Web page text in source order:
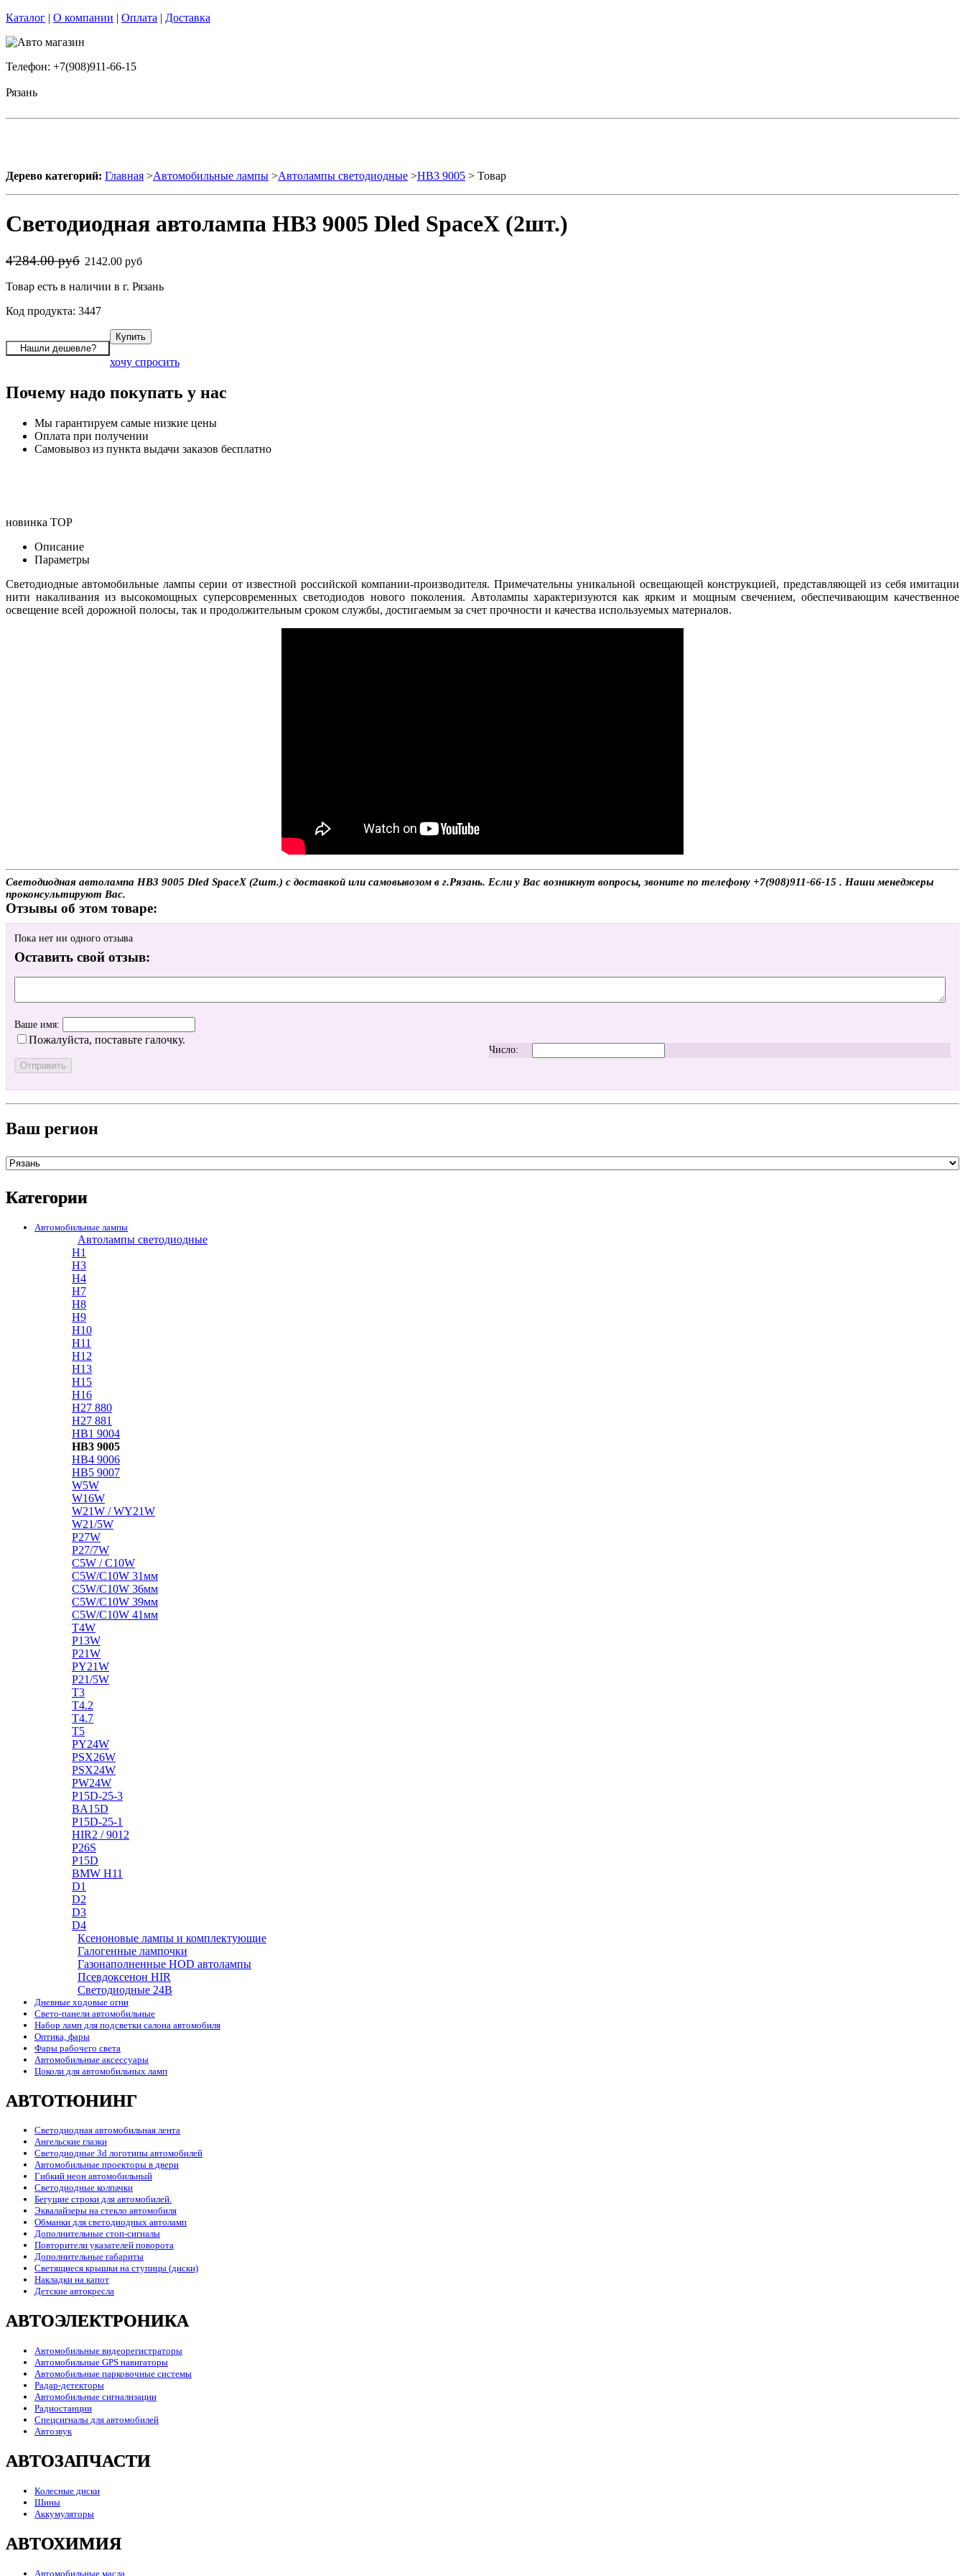
Каталог | О компании | Оплата | Доставка
Телефон: +7(908)911-66-15
Рязань
Дерево категорий: Главная >Автомобильные лампы >Автолампы светодиодные >HB3 9005 > Товар
Светодиодная автолампа HB3 9005 Dled SpaceX (2шт.)
4'284.00 руб 2142.00 руб
Товар есть в наличии в г. Рязань
Код продукта: 3447
хочу спросить
Почему надо покупать у нас
Мы гарантируем самые низкие цены
Оплата при получении
Самовывоз из пункта выдачи заказов бесплатно
новинка TOP
Описание
Параметры
Светодиодные автомобильные лампы серии от известной российской компании-производителя. Примечательны уникальной освещающей конструкцией, представляющей из себя имитации
нити накаливания из высокомощных суперсовременных светодиодов нового поколения. Автолампы характеризуются как ярким и мощным свечением, обеспечивающим качественное
освещение всей дорожной полосы, так и продолжительным сроком службы, достигаемым за счет прочности и качества используемых материалов.
Светодиодная автолампа HB3 9005 Dled SpaceX (2шт.) с доставкой или самовывозом в г.Рязань. Если у Вас возникнут вопросы, звоните по телефону +7(908)911-66-15 . Наши менеджеры
проконсультируют Вас.
Отзывы об этом товаре:
Пока нет ни одного отзыва
Оставить свой отзыв:
Ваше имя:
Пожалуйста, поставьте галочку.
Число:
Ваш регион
Категории
Автомобильные лампы
Автолампы светодиодные
H1
H3
H4
H7
H8
H9
H10
H11
H12
H13
H15
H16
H27 880
H27 881
HB1 9004
HB3 9005
HB4 9006
HB5 9007
W5W
W16W
W21W / WY21W
W21/5W
P27W
P27/7W
C5W / C10W
C5W/C10W 31мм
C5W/C10W 36мм
C5W/C10W 39мм
C5W/C10W 41мм
T4W
P13W
P21W
PY21W
P21/5W
T3
T4.2
T4.7
T5
PY24W
PSX26W
PSX24W
PW24W
P15D-25-3
BA15D
P15D-25-1
HIR2 / 9012
P26S
P15D
BMW H11
D1
D2
D3
D4
Ксеноновые лампы и комплектующие
Галогенные лампочки
Газонаполненные HOD автолампы
Псевдоксенон HIR
Cветодиодные 24B
Дневные ходовые огни
Свето-панели автомобильные
Набор ламп для подсветки салона автомобиля
Оптика, фары
Фары рабочего света
Автомобильные аксессуары
Цоколи для автомобильных ламп
АВТОТЮНИНГ
Светодиодная автомобильная лента
Ангельские глазки
Светодиодные 3d логотипы автомобилей
Автомобильные проекторы в двери
Гибкий неон автомобильный
Светодиодные колпачки
Бегущие строки для автомобилей.
Эквалайзеры на стекло автомобиля
Обманки для светодиодных автоламп
Дополнительные стоп-сигналы
Повторители указателей поворота
Дополнительные габариты
Светящиеся крышки на ступицы (диски)
Накладки на капот
Детские автокресла
АВТОЭЛЕКТРОНИКА
Автомобильные видеорегистраторы
Автомобильные GPS навигаторы
Автомобильные парковочные системы
Радар-детекторы
Автомобильные сигнализации
Радиостанции
Спецсигналы для автомобилей
Автозвук
АВТОЗАПЧАСТИ
Колесные диски
Шины
Аккумуляторы
АВТОХИМИЯ
Автомобильные масла